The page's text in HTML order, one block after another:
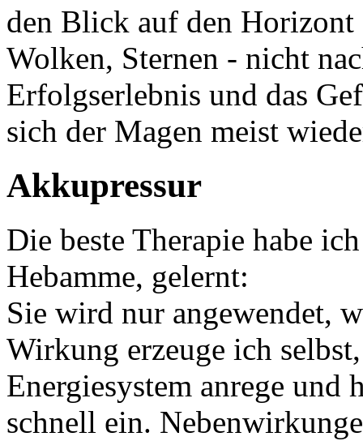
den Blick auf den Horizont
Wolken, Sternen - nicht
Erfolgserlebnis und das
sich der Magen meist
Akkupressur
Die beste Therapie habe
Hebamme, gelernt:
Sie wird nur angewendet,
Wirkung erzeuge ich
Energiesystem anrege
schnell ein.